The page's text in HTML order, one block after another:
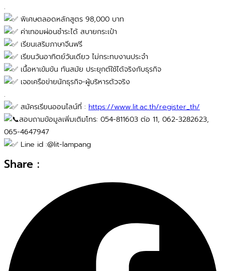
.
พิเศษตลอดหลักสูตร 98,000 บาท
ค่าเทอมผ่อนชำระได้ สบายกระเป๋า
เรียนเสริมภาษาจีนฟรี
เรียนวันอาทิตย์วันเดียว ไม่กระทบงานประจำ
เนื้อหาเข้มข้น ทันสมัย ประยุกต์ใช้ได้จริงกับธุรกิจ
เจอเครือข่ายนักธุรกิจ-ผู้บริหารตัวจริง
.
สมัครเรียนออนไลน์ที่ : https://www.lit.ac.th/register_th/
สอบถามข้อมูลเพิ่มเติมโทร: 054-811603 ต่อ 11, 062-3282623,
065-4647947
Line id :@lit-lampang
Share :